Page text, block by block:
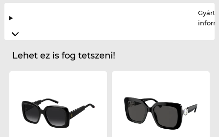
Lehet ez is fog tetszeni!